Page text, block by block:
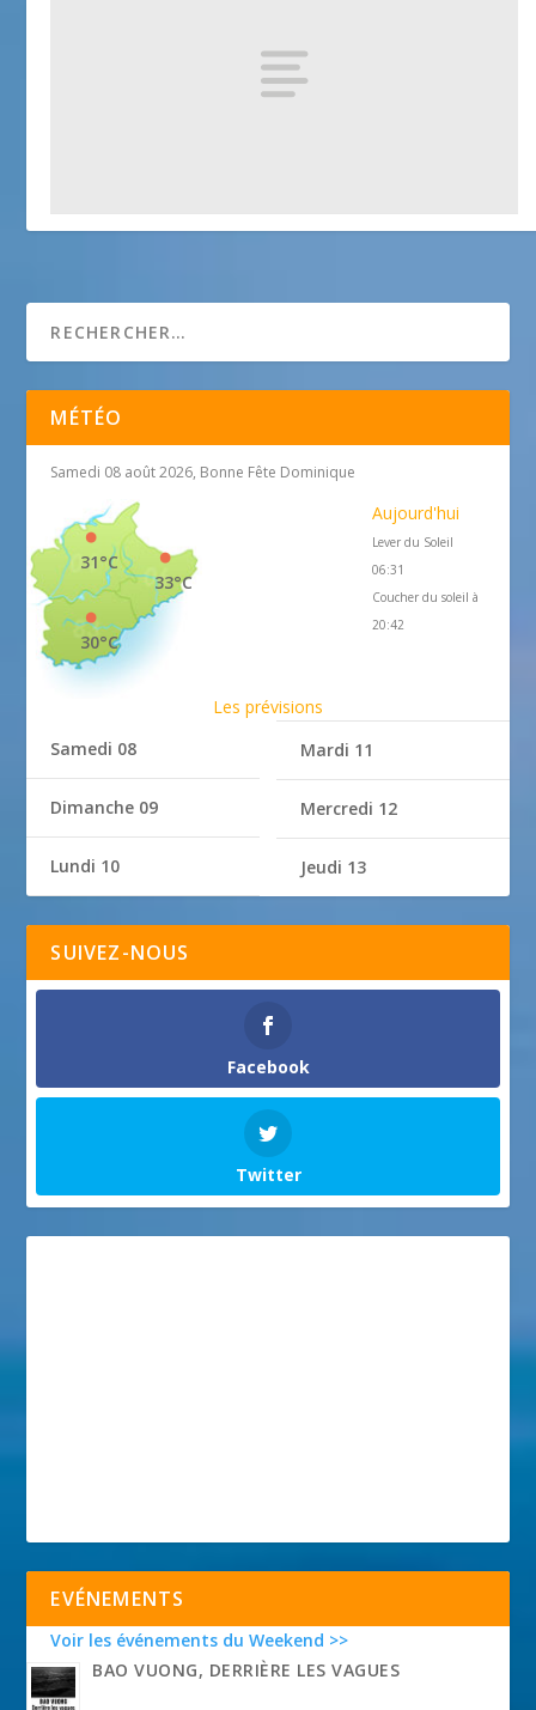
MÉTÉO
Samedi 08 août 2026, Bonne Fête Dominique
33°C
31°C
30°C
Aujourd'hui
Lever du Soleil
06:31
Coucher du soleil à
20:42
Les prévisions
Samedi 08
Dimanche 09
Lundi 10
Mardi 11
Mercredi 12
Jeudi 13
SUIVEZ-NOUS
Facebook
Twitter
EVÉNEMENTS
Voir les événements du Weekend >>
BAO VUONG, DERRIÈRE LES VAGUES